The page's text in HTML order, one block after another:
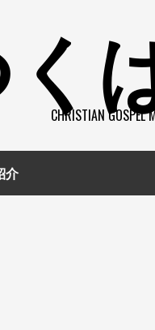
CHRISTIAN
介